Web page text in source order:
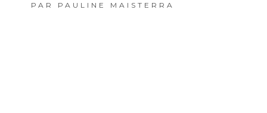
PAR PAULINE MAISTERRA